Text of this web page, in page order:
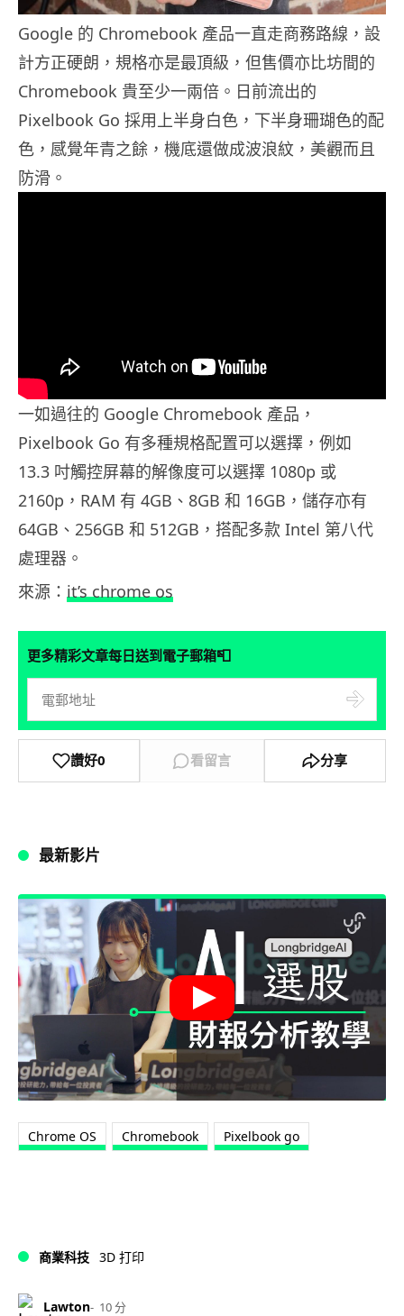
Google 的 Chromebook 產品一直走商務路線，設
計方正硬朗，規格亦是最頂級，但售價亦比坊間的
Chromebook 貴至少一兩倍。日前流出的
Pixelbook Go 採用上半身白色，下半身珊瑚色的配
色，感覺年青之餘，機底還做成波浪紋，美觀而且
防滑。
一如過往的 Google Chromebook 產品，
Pixelbook Go 有多種規格配置可以選擇，例如
13.3 吋觸控屏幕的解像度可以選擇 1080p 或
2160p，RAM 有 4GB、8GB 和 16GB，儲存亦有
64GB、256GB 和 512GB，搭配多款 Intel 第八代
處理器。
來源： it’s chrome os
更多精彩文章每日送到電子郵箱📮
讚好0 看留言 分享
最新影片
Chrome OS Chromebook Pixelbook go
商業科技 3D 打印
Lawton 10 分